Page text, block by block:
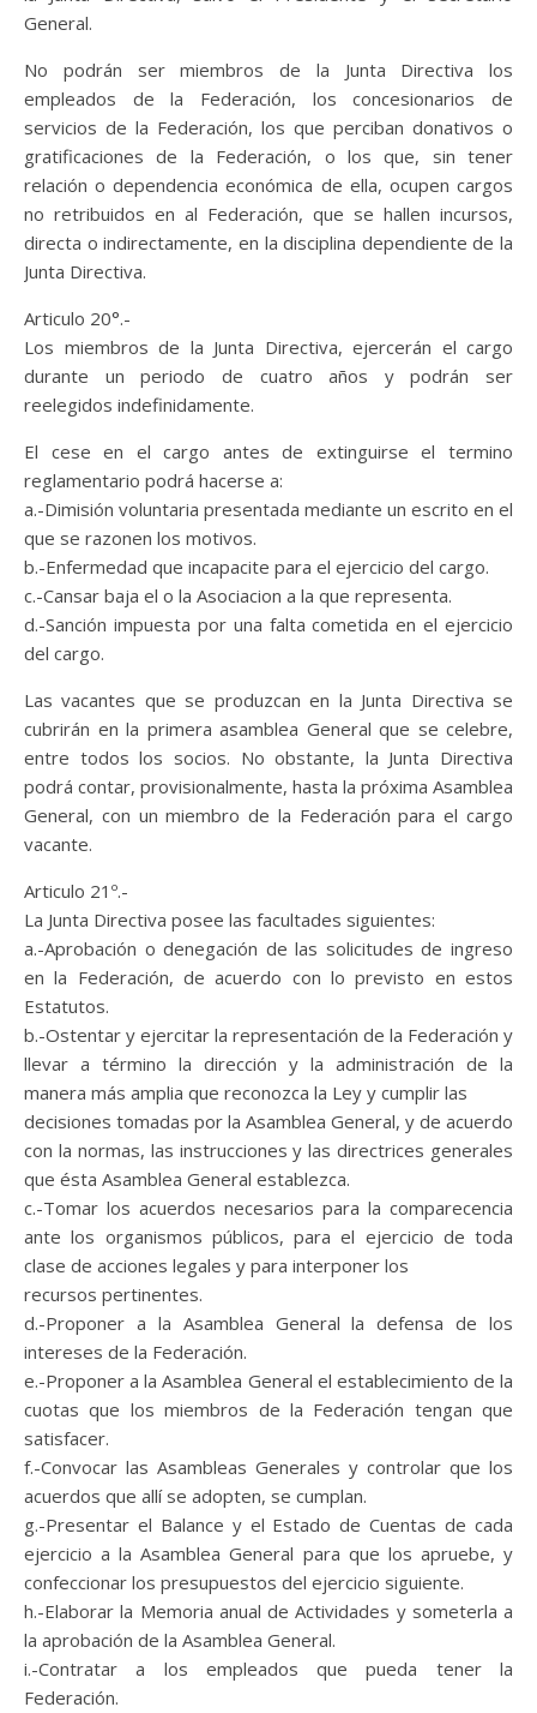
General.
No podrán ser miembros de la Junta Directiva los
empleados de la Federación, los concesionarios de
servicios de la Federación, los que perciban donativos o
gratificaciones de la Federación, o los que, sin tener
relación o dependencia económica de ella, ocupen cargos
no retribuidos en al Federación, que se hallen incursos,
directa o indirectamente, en la disciplina dependiente de la
Junta Directiva.
Articulo 20°.-
Los miembros de la Junta Directiva, ejercerán el cargo
durante un periodo de cuatro años y podrán ser
reelegidos indefinidamente.
El cese en el cargo antes de extinguirse el termino
reglamentario podrá hacerse a:
a.-Dimisión voluntaria presentada mediante un escrito en el
que se razonen los motivos.
b.-Enfermedad que incapacite para el ejercicio del cargo.
c.-Cansar baja el o la Asociacion a la que representa.
d.-Sanción impuesta por una falta cometida en el ejercicio
del cargo.
Las vacantes que se produzcan en la Junta Directiva se
cubrirán en la primera asamblea General que se celebre,
entre todos los socios. No obstante, la Junta Directiva
podrá contar, provisionalmente, hasta la próxima Asamblea
General, con un miembro de la Federación para el cargo
vacante.
Articulo 21º.-
La Junta Directiva posee las facultades siguientes:
a.-Aprobación o denegación de las solicitudes de ingreso
en la Federación, de acuerdo con lo previsto en estos
Estatutos.
b.-Ostentar y ejercitar la representación de la Federación y
llevar a término la dirección y la administración de la
manera más amplia que reconozca la Ley y cumplir las
decisiones tomadas por la Asamblea General, y de acuerdo
con la normas, las instrucciones y las directrices generales
que ésta Asamblea General establezca.
c.-Tomar los acuerdos necesarios para la comparecencia
ante los organismos públicos, para el ejercicio de toda
clase de acciones legales y para interponer los
recursos pertinentes.
d.-Proponer a la Asamblea General la defensa de los
intereses de la Federación.
e.-Proponer a la Asamblea General el establecimiento de la
cuotas que los miembros de la Federación tengan que
satisfacer.
f.-Convocar las Asambleas Generales y controlar que los
acuerdos que allí se adopten, se cumplan.
g.-Presentar el Balance y el Estado de Cuentas de cada
ejercicio a la Asamblea General para que los apruebe, y
confeccionar los presupuestos del ejercicio siguiente.
h.-Elaborar la Memoria anual de Actividades y someterla a
la aprobación de la Asamblea General.
i.-Contratar a los empleados que pueda tener la
Federación.